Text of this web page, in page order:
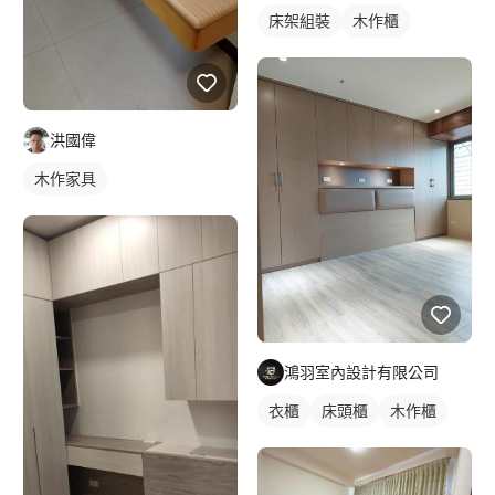
洪國偉
木作家具
床架組裝 木作櫃
鴻羽室內設計有限公司
衣櫃 床頭櫃 木作櫃